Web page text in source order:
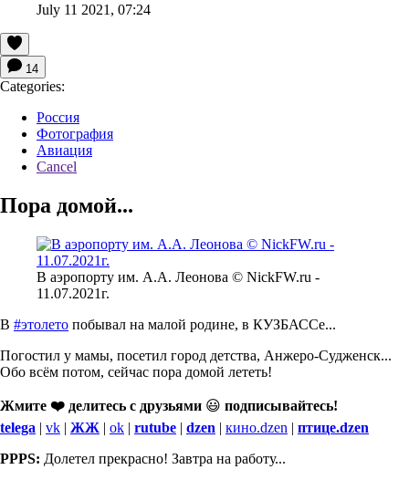
July 11 2021, 07:24
14
Categories:
Россия
Фотография
Авиация
Cancel
Пора домой...
В аэропорту им. А.А. Леонова © NickFW.ru -
11.07.2021г.
В #этолето побывал на малой родине, в КУЗБАССе...
Погостил у мамы, посетил город детства, Анжеро-Судженск...
Обо всём потом, сейчас пора домой лететь!
Жмите ❤️ делитесь с друзьями 😃 подписывайтесь!
telega | vk | ЖЖ | ok | rutube | dzen | кино.dzen | птице.dzen
PPPS: Долетел прекрасно! Завтра на работу...